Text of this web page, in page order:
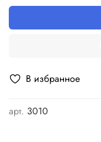
В избранное
арт. 3010